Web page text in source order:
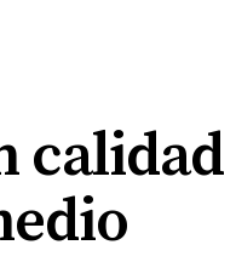
calidad